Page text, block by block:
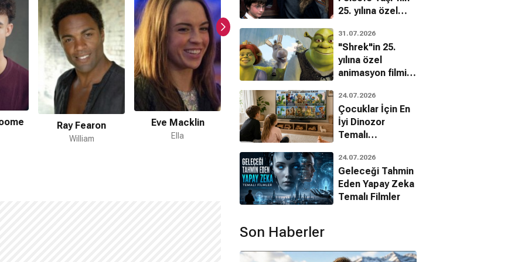
var?
Ray Fearon
William
Eve Macklin
Ella
Sam Buchanan
Ronnie
Louisa Binder
Sophia
25. yılına özel
bilinmeyenleri!
31.07.2026
"Shrek"in 25.
yılına özel
animasyon filmin
24.07.2026
Çocuklar İçin En
İyi Dinozor
Temalı
Filmleri
24.07.2026
Geleceği Tahmin
Eden Yapay Zeka
Temalı Filmler
Son Haberler